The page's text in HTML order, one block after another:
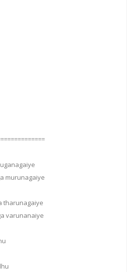
murunagaiye
tharunagaiye
varunanaiye